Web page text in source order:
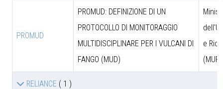
PROMUD
PROMUD: DEFINIZIONE DI UN
PROTOCOLLO DI MONITORAGGIO
MULTIDISCIPLINARE PER I VULCANI DI
FANGO (MUD)
e
(MUR)
RELIANCE ( 1 )